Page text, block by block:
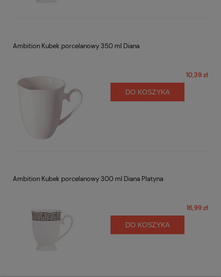
Ambition Kubek porcelanowy 350 ml Diana
10,39 zł
DO KOSZYKA
Ambition Kubek porcelanowy 300 ml Diana Platyna
16,99 zł
DO KOSZYKA